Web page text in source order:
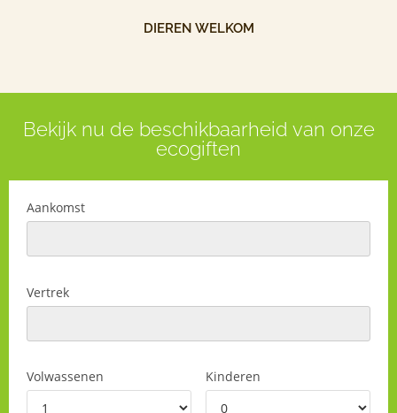
DIEREN WELKOM
Bekijk nu de beschikbaarheid van onze
ecogiften
Aankomst
Vertrek
Volwassenen Kinderen